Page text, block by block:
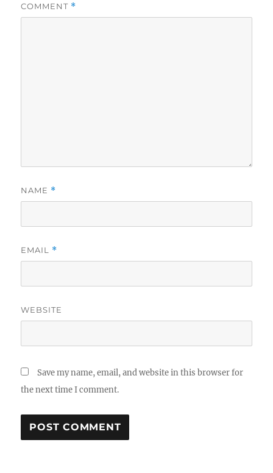
COMMENT *
NAME *
EMAIL *
WEBSITE
Save my name, email, and website in this browser for
the next time I comment.